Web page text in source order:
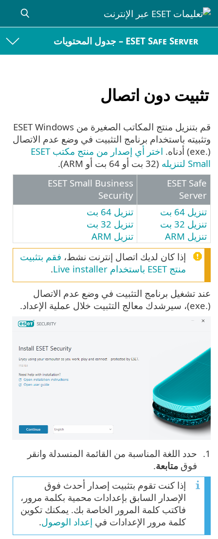
ESET Safe Server – جدول المحتويات
تثبيت دون اتصال
قم بتنزيل منتج المكاتب الصغيرة من ESET Windows
وتثبيته باستخدام برنامج التثبيت في وضع عدم الاتصال
(.exe) أدناه.
اختر أي إصدار من منتج مكتب ESET
Small لتنزيله
(32 بت أو 64 بت أو ARM).
ESET Safe
Server
ESET Small Business
Security
تنزيل 64 بت
تنزيل 32 بت
تنزيل ARM
تنزيل 64 بت
تنزيل 32 بت
تنزيل ARM
إذا كان لديك اتصال إنترنت نشط، فقم بتثبيت
منتج ESET باستخدام Live installer
.
عند تشغيل برنامج التثبيت في وضع عدم الاتصال
(.exe)، سيرشدك معالج التثبيت خلال عملية الإعداد.
حدد اللغة المناسبة من القائمة المنسدلة وانقر
فوق متابعة.
إذا كنت تقوم بتثبيت إصدار أحدث فوق
الإصدار السابق بإعدادات محمية بكلمة مرور،
فاكتب كلمة المرور الخاصة بك. يمكنك تكوين
كلمة مرور الإعدادات في إعداد الوصول.